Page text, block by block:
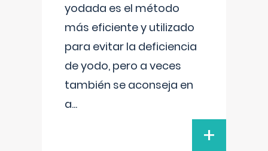
yodada es el método
más eficiente y utilizado
para evitar la deficiencia
de yodo, pero a veces
también se aconseja en
a...
+